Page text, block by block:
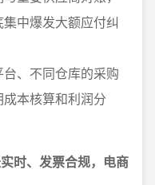
中爆发大额应付纠
、不同仓库的采购
本核算和利润分
时、发票合规，电商